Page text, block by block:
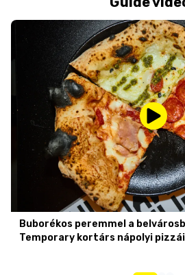
Buborékos peremmel a
Temporary kortárs nápolyi